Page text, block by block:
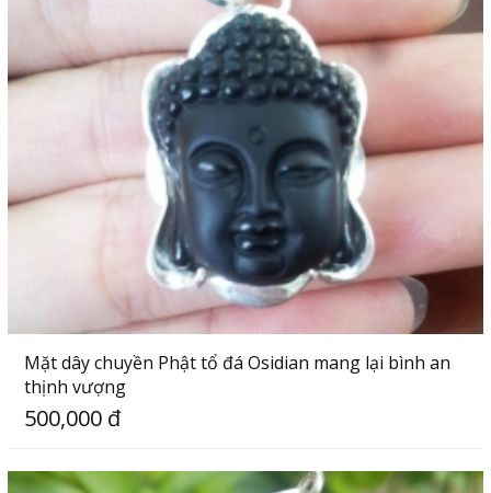
Mặt dây chuyền Phật tổ đá Osidian mang lại bình an
thịnh vượng
500,000 đ